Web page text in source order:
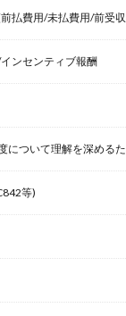
払費用/未払費用/前受
ンセンティブ報酬
について理解を深める
等)